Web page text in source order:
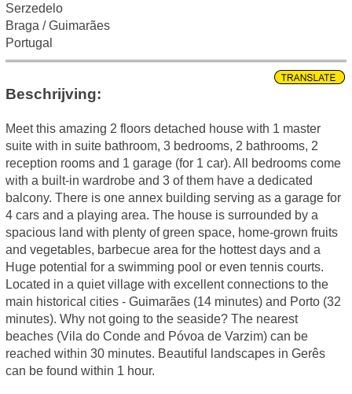
Serzedelo
Braga / Guimarães
Portugal
Beschrijving:
Meet this amazing 2 floors detached house with 1 master
suite with in suite bathroom, 3 bedrooms, 2 bathrooms, 2
reception rooms and 1 garage (for 1 car). All bedrooms come
with a built-in wardrobe and 3 of them have a dedicated
balcony. There is one annex building serving as a garage for
4 cars and a playing area. The house is surrounded by a
spacious land with plenty of green space, home-grown fruits
and vegetables, barbecue area for the hottest days and a
Huge potential for a swimming pool or even tennis courts.
Located in a quiet village with excellent connections to the
main historical cities - Guimarães (14 minutes) and Porto (32
minutes). Why not going to the seaside? The nearest
beaches (Vila do Conde and Póvoa de Varzim) can be
reached within 30 minutes. Beautiful landscapes in Gerês
can be found within 1 hour.